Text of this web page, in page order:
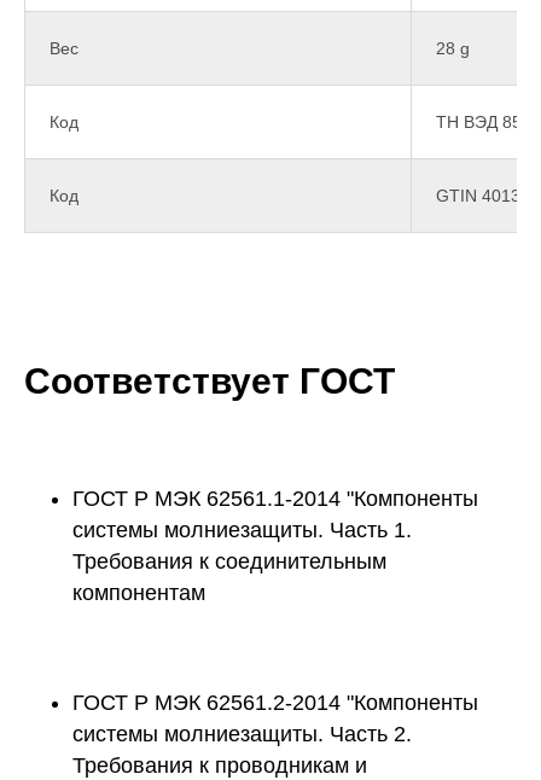
Вес 28 g
Код ТН ВЭД
Код GTIN
Соответствует ГОСТ
ГОСТ Р МЭК 62561.1-2014 "Компоненты
системы молниезащиты. Часть 1.
Требования к соединительным
компонентам
ГОСТ Р МЭК 62561.2-2014 "Компоненты
системы молниезащиты. Часть 2.
Требования к проводникам и